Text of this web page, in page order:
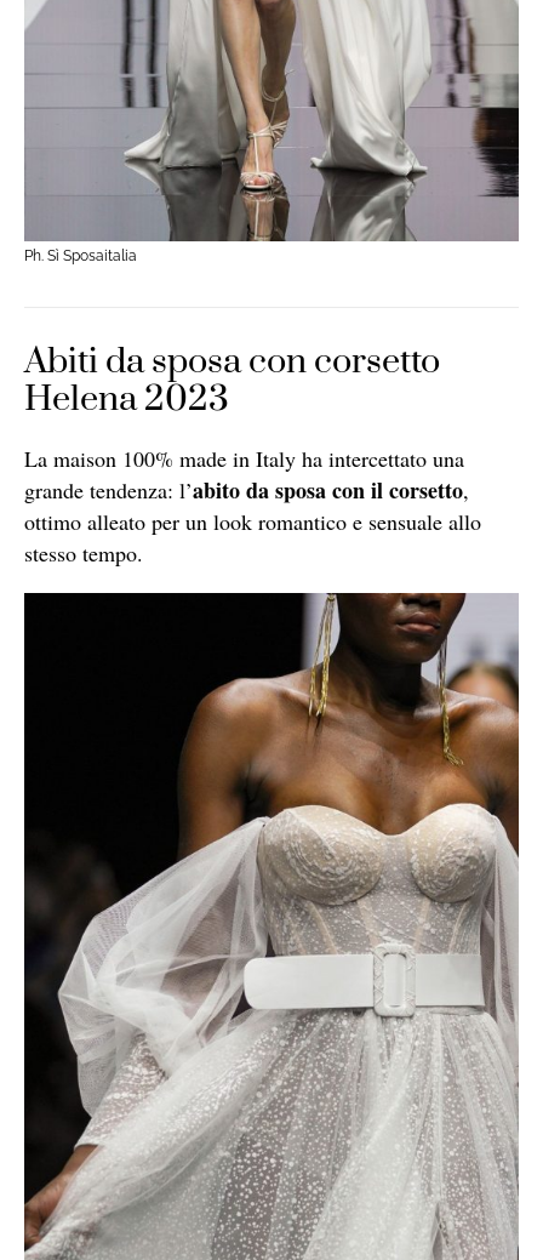
Ph. Sì Sposaitalia
Abiti da sposa con corsetto
Helena 2023
La maison 100% made in Italy ha intercettato una
grande tendenza: l’abito da sposa con il corsetto,
ottimo alleato per un look romantico e sensuale allo
stesso tempo.